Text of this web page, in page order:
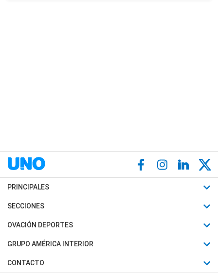
PRINCIPALES
Últimas Noticias
Política
Judiciales
SECCIONES
Horóscopo
Motores
Trucos caseros
OVACIÓN DEPORTES
Fútbol
Mundial
GRUPO AMÉRICA INTERIOR
Canal 7 en Vivo
CONTACTO